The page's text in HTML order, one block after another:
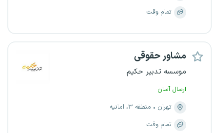
تمام وقت
مشاور حقوقی
موسسه تدبیر حکیم
ارسال آسان
تهران
منطقه ۳، امانیه
تمام وقت